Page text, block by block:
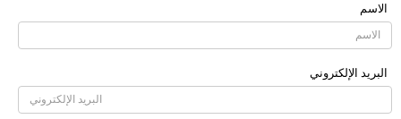
الاسم
البرید الإلکتروني